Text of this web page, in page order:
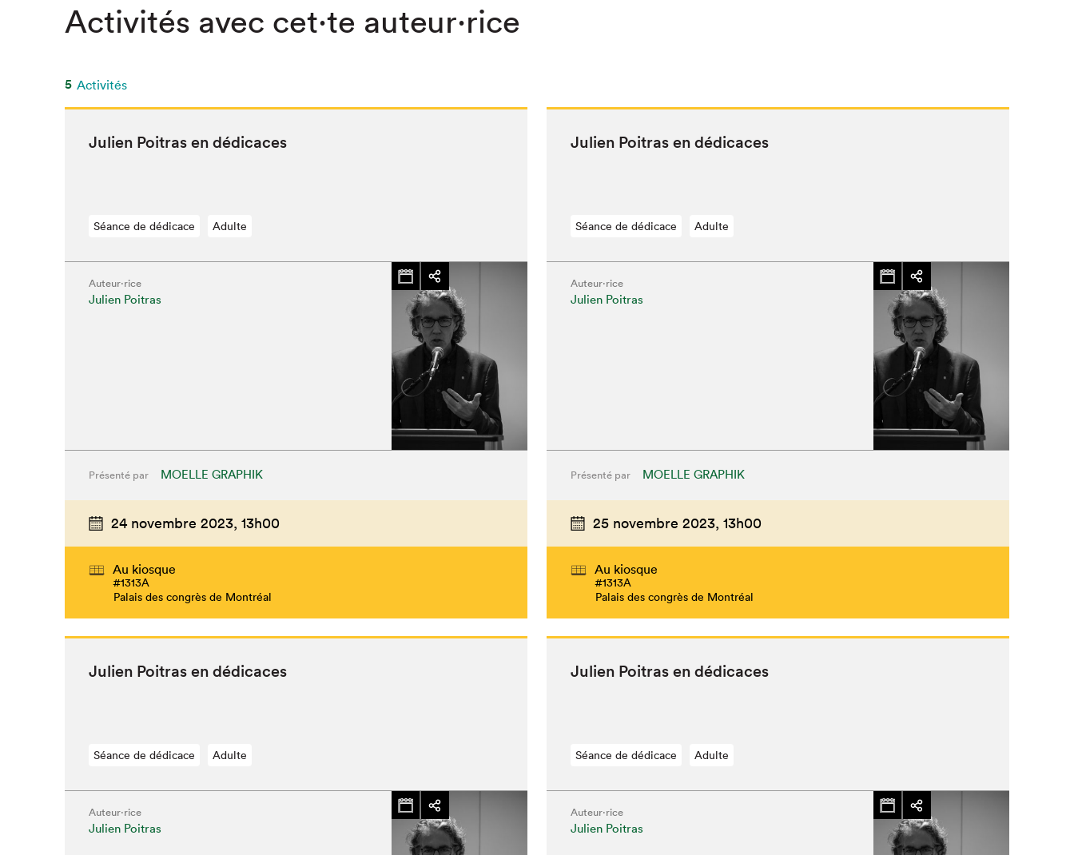
Que cherchez-vous?
Activités avec cet·te auteur·rice
5 Activités
Julien Poitras en dédicaces
Séance de dédicace Adulte
Auteur·rice
Julien Poitras
Présenté par MOELLE GRAPHIK
24 novembre 2023, 13h00
Au kiosque
#1313A
Palais des congrès de Montréal
Julien Poitras en dédicaces
Séance de dédicace Adulte
Auteur·rice
Julien Poitras
Présenté par MOELLE GRAPHIK
25 novembre 2023, 13h00
Au kiosque
#1313A
Palais des congrès de Montréal
Julien Poitras en dédicaces
Séance de dédicace Adulte
Auteur·rice
Julien Poitras
Julien Poitras en dédicaces
Séance de dédicace Adulte
Auteur·rice
Julien Poitras